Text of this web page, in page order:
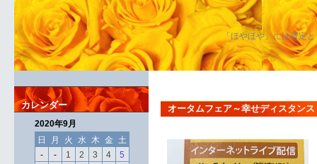
「ほやほや」には肯定
オータムフェア～幸せディスタン
カレンダー
2020年9月
日
月 火 水 木 金 土
-
- 1 2 3 4
5